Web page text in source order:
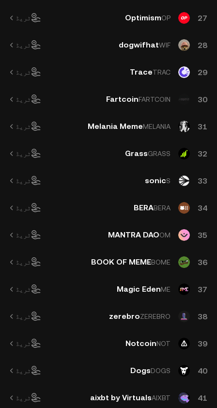
27
OptimismOP ٹریڈ
28
dogwifhatWIF ٹریڈ
29
TraceTRAC ٹریڈ
30
FartcoinFARTCOIN ٹریڈ
31
Melania MemeMELANIA ٹریڈ
32
GrassGRASS ٹریڈ
33
sonicS ٹریڈ
34
BERABERA ٹریڈ
35
MANTRA DAOOM ٹریڈ
36
BOOK OF MEMEBOME ٹریڈ
37
Magic EdenME ٹریڈ
38
zerebroZEREBRO ٹریڈ
39
NotcoinNOT ٹریڈ
40
DogsDOGS ٹریڈ
41
aixbt by VirtualsAIXBT ٹریڈ